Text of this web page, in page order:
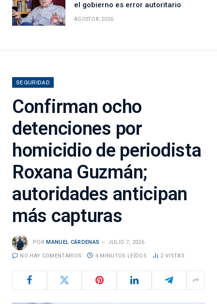
el gobierno es error autoritario
AGOSTO 8, 2026
SEGURIDAD
Confirman ocho
detenciones por
homicidio de periodista
Roxana Guzmán;
autoridades anticipan
más capturas
POR MANUEL CÁRDENAS JULIO 7, 2026
NO HAY COMENTARIOS 4 MINUTOS LEÍDOS 2 VISTAS